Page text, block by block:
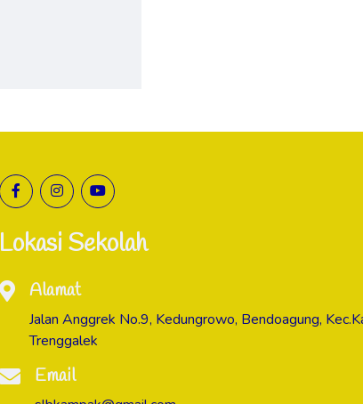
Lokasi Sekolah
Alamat
Jalan Anggrek No.9, Kedungrowo, Bendoagung,
Trenggalek
Email